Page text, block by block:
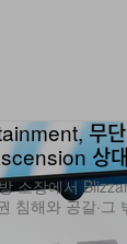
무단
상
소장에서
침해와 공갈·그